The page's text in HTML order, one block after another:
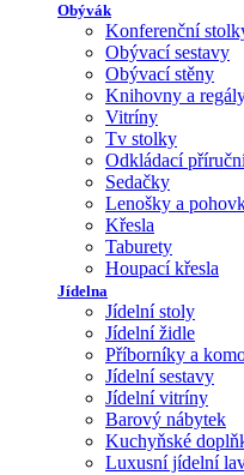
Obývák
Konferenční
Obývací sestavy
Obývací stěny
Knihovny a
Vitríny
Tv stolky
Odkládací
Sedačky
Lenošky a
Křesla
Taburety
Houpací křesla
Jídelna
Jídelní stoly
Jídelní židle
Příborníky a
Jídelní sestavy
Jídelní vitríny
Barový nábytek
Kuchyňské
Luxusní jídelní